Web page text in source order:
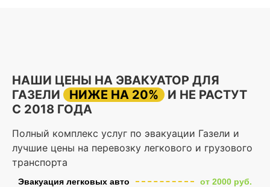
НАШИ ЦЕНЫ НА ЭВАКУАТОР ДЛЯ
ГАЗЕЛИ
НИЖЕ НА 20%
И НЕ РАСТУТ
С 2018 ГОДА
Полный комплекс услуг по эвакуации Газели и
лучшие цены на перевозку легкового и грузового
транспорта
Эвакуация легковых авто от 2000 руб.